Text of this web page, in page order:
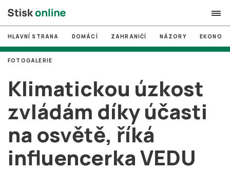
search
# MUNI
# Brno
# volby
login PŘIHLÁSIT SE
Zapomněli jste heslo?
HLAVNÍ STRANA DOMÁCÍ ZAHRANIČÍ NÁZORY
Klimatickou úzkost
zvládám díky účasti
na osvětě, říká
influencerka VEDU
FOTOGALERIE